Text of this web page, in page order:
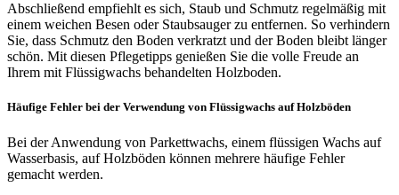
Abschließend empfiehlt es sich, Staub und Schmutz regelmäßig mit
einem weichen Besen oder Staubsauger zu entfernen. So verhindern
Sie, dass Schmutz den Boden verkratzt und der Boden bleibt länger
schön. Mit diesen Pflegetipps genießen Sie die volle Freude an
Ihrem mit Flüssigwachs behandelten Holzboden.
Häufige Fehler bei der Verwendung von Flüssigwachs auf Holzböden
Bei der Anwendung von Parkettwachs, einem flüssigen Wachs auf
Wasserbasis, auf Holzböden können mehrere häufige Fehler
gemacht werden.